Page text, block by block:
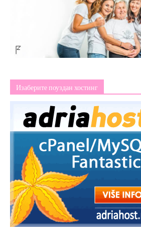
Изаберите поуздан хостинг